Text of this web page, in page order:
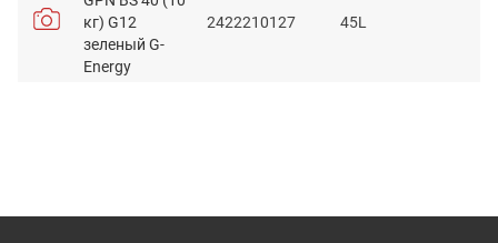
кг) G12
зеленый G-
Energy
2422210127 45L